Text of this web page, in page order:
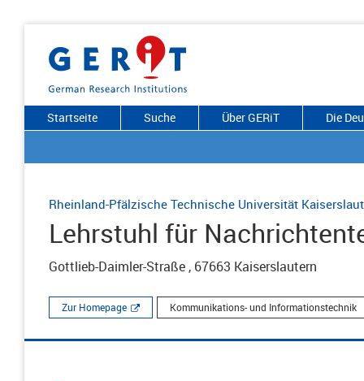
Startseite Suche Über GERiT Die
Rheinland-Pfälzische Technische Universität
Lehrstuhl für
Gottlieb-Daimler-Straße , 67663 Kaiserslautern
Zur Homepage Kommunikations- und Informationstechnik